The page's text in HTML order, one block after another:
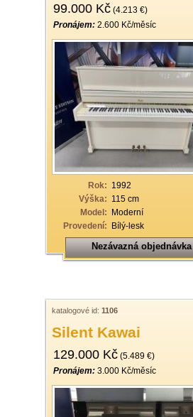
99.000 Kč (4.213 €)
Pronájem: 2.600 Kč/měsíc
Rok: 1992
Výška: 115 cm
Model: Moderní
Provedení: Bílý-lesk
Nezávazná objednávka
katalogové id: 1106
Silent Kawai
129.000 Kč (5.489 €)
Pronájem: 3.000 Kč/měsíc